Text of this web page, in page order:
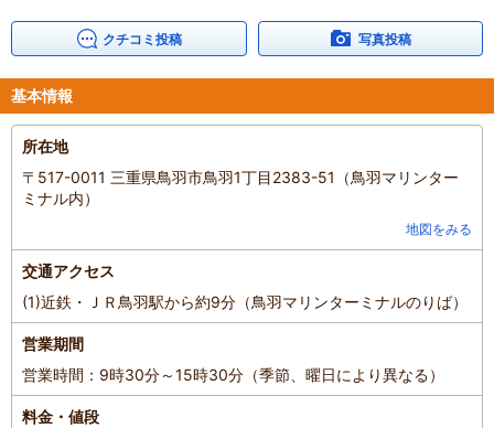
クチコミ投稿 写真投稿
基本情報
所在地
〒517-0011 三重県鳥羽市鳥羽1丁目2383-51（鳥羽マリンター
ミナル内）
地図をみる
交通アクセス
(1)近鉄・ＪＲ鳥羽駅から約9分（鳥羽マリンターミナルのりば）
営業期間
営業時間：9時30分～15時30分（季節、曜日により異なる）
料金・値段